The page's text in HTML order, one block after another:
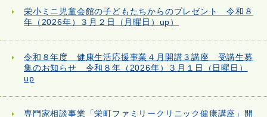
栄小ミニ児童会館の子どもたちからのプレゼント 令和８
年（2026年）３月２日（月曜日）up）
令和８年度 健康生活応援事業４月開講３講座 受講生募
集のお知らせ 令和８年（2026年）３月１日（日曜日）
up
専門家相談事業「栄町ファミリークリニック健康講座」開